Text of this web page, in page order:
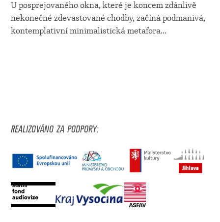
U posprejovaného okna, které je koncem zdánlivě
nekonečné zdevastované chodby, začíná podmanivá,
kontemplativní minimalistická metafora...
REALIZOVÁNO ZA PODPORY: